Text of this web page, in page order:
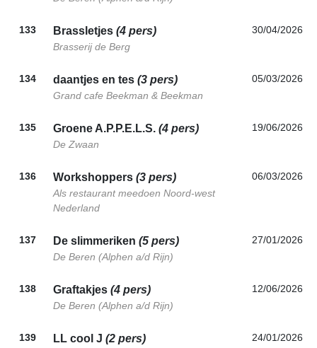
133 Brassletjes (4 pers)
Brasserij de Berg
30/04/2026
134 daantjes en tes (3 pers)
Grand cafe Beekman & Beekman
05/03/2026
135 Groene A.P.P.E.L.S. (4 pers)
De Zwaan
19/06/2026
136 Workshoppers (3 pers)
Als restaurant meedoen Noord-west
Nederland
06/03/2026
137 De slimmeriken (5 pers)
De Beren (Alphen a/d Rijn)
27/01/2026
138 Graftakjes (4 pers)
De Beren (Alphen a/d Rijn)
12/06/2026
139 LL cool J (2 pers) 24/01/2026